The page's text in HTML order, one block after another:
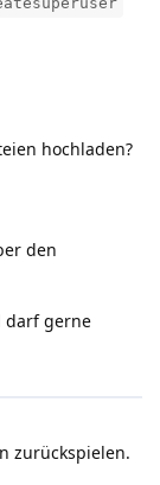
hochladen?
den
darf gerne
zurückspielen.